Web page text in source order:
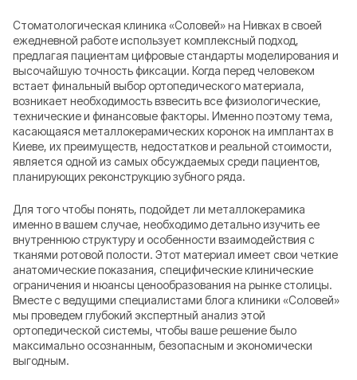
Стоматологическая клиника «Соловей» на Нивках в своей
ежедневной работе использует комплексный подход,
предлагая пациентам цифровые стандарты моделирования и
высочайшую точность фиксации. Когда перед человеком
встает финальный выбор ортопедического материала,
возникает необходимость взвесить все физиологические,
технические и финансовые факторы. Именно поэтому тема,
касающаяся металлокерамических коронок на имплантах в
Киеве, их преимуществ, недостатков и реальной стоимости,
является одной из самых обсуждаемых среди пациентов,
планирующих реконструкцию зубного ряда.
Для того чтобы понять, подойдет ли металлокерамика
именно в вашем случае, необходимо детально изучить ее
внутреннюю структуру и особенности взаимодействия с
тканями ротовой полости. Этот материал имеет свои четкие
анатомические показания, специфические клинические
ограничения и нюансы ценообразования на рынке столицы.
Вместе с ведущими специалистами блога клиники «Соловей»
мы проведем глубокий экспертный анализ этой
ортопедической системы, чтобы ваше решение было
максимально осознанным, безопасным и экономически
выгодным.